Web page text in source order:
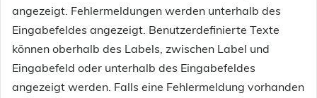
angezeigt. Fehlermeldungen werden unterhalb des
Eingabefeldes angezeigt. Benutzerdefinierte Texte
können oberhalb des Labels, zwischen Label und
Eingabefeld oder unterhalb des Eingabefeldes
angezeigt werden. Falls eine Fehlermeldung vorhanden